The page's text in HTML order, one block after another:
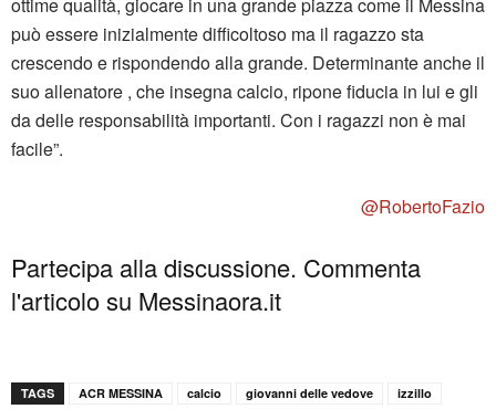
può essere inizialmente difficoltoso ma il ragazzo sta
crescendo e rispondendo alla grande. Determinante anche il
suo allenatore , che insegna calcio, ripone fiducia in lui e gli
da delle responsabilità importanti. Con i ragazzi non è mai
facile”.
@RobertoFazio
Partecipa alla discussione. Commenta
l'articolo su Messinaora.it
TAGS ACR MESSINA calcio giovanni delle vedove
izzillo